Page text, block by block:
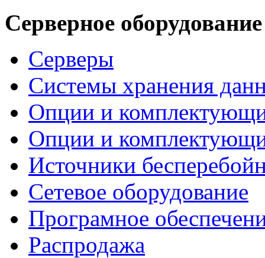
Серверное оборудование
Серверы
Системы хранения
Опции и
Опции и
Источники
Сетевое оборудование
Програмное
Распродажа